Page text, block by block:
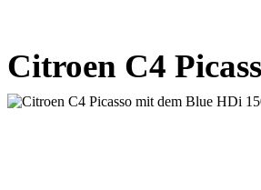
Citroen C4